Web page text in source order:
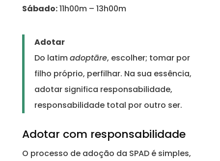
Sábado:11h00m – 13h00m
Adotar
Do latimadoptāre, escolher; tomar por
filho próprio, perfilhar. Na sua essência,
adotar significa responsabilidade,
responsabilidade total por outro ser.
Adotar com responsabilidade
O processo de adoção da SPAD é simples,